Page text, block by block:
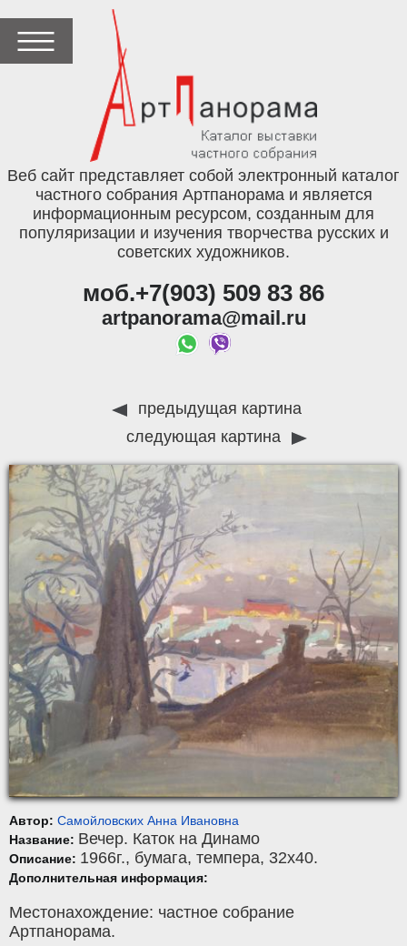
Веб сайт представляет собой электронный каталог
частного собрания Артпанорама и является
информационным ресурсом, созданным для
популяризации и изучения творчества русских и
советских художников.
моб.+7(903) 509 83 86
artpanorama@mail.ru
предыдущая картина
следующая картина
Автор: Самойловских Анна Ивановна
Название: Вечер. Каток на Динамо
Описание: 1966г., бумага, темпера, 32x40.
Дополнительная информация:
Местонахождение: частное собрание
Артпанорама.